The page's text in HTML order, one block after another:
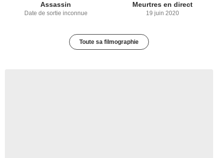
Assassin
Date de sortie inconnue
Meurtres en direct
19 juin 2020
Toute sa filmographie